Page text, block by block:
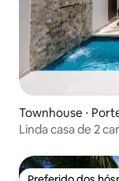
Townhouse ⋅
Linda casa de 2